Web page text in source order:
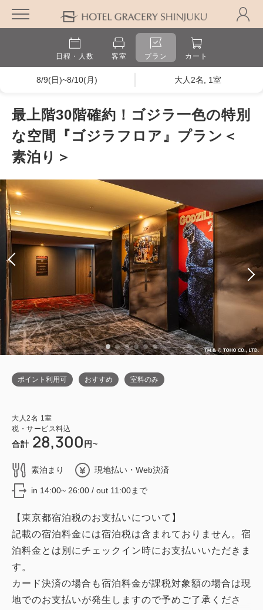
日程・人数 客室 プラン カート
8/9(日)~8/10(月) 大人2名, 1室
最上階30階確約！ゴジラ一色の特別
な空間『ゴジラフロア』プラン＜
素泊り＞
ポイント利用可 おすすめ 室料のみ
大人 2名 1 室
税・サービス料込
合計 28,300 円~
素泊まり 現地払い・Web決済
in 14:00~ 26:00 / out 11:00まで
【東京都宿泊税のお支払いについて】
記載の宿泊料金には宿泊税は含まれておりません。宿
泊料金とは別にチェックイン時にお支払いいただきま
す。
カード決済の場合も宿泊料金が課税対象額の場合は現
地でのお支払いが発生しますので予めご了承くださ